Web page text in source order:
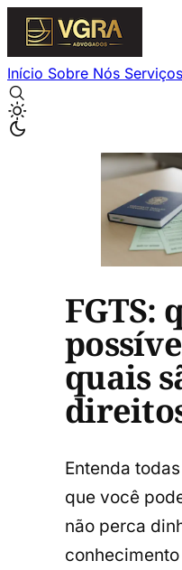
Início Sobre Nós Serviços
FGTS:
quais
Entenda
que você
não perca